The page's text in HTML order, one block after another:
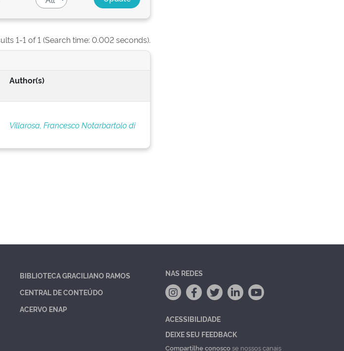
1-1 of 1 (Search time: 0.002 seconds).
Author(s)
Villarosa, Francesco Notarbartolo di
BIBLIOTECA GRACILIANO RAMOS
CENTRAL DE CONTEÚDO
ACERVO ENAP
NAS REDES
ACESSIBILIDADE
DEIXE SEU FEEDBACK
Compartilhe conoscose nossos canais